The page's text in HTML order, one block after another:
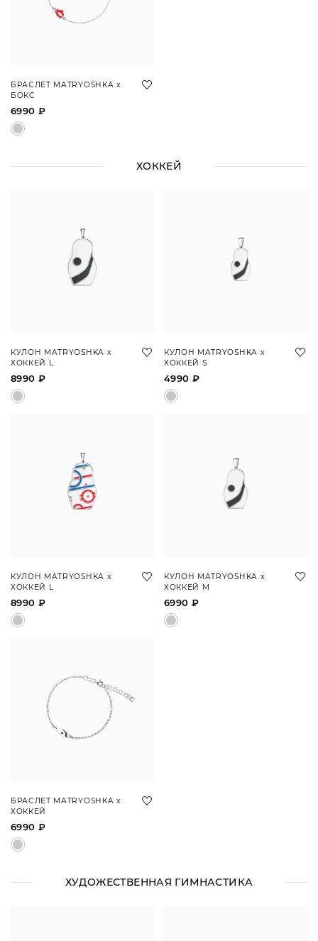
БРАСЛЕТ MATRYOSHKA х
БОКС
6990 ₽
ХОККЕЙ
КУЛОН MATRYOSHKA х
ХОККЕЙ L
8990 ₽
КУЛОН MATRYOSHKA х
ХОККЕЙ S
4990 ₽
КУЛОН MATRYOSHKA х
ХОККЕЙ L
8990 ₽
КУЛОН MATRYOSHKA х
ХОККЕЙ M
6990 ₽
БРАСЛЕТ MATRYOSHKA х
ХОККЕЙ
6990 ₽
ХУДОЖЕСТВЕННАЯ ГИМНАСТИКА